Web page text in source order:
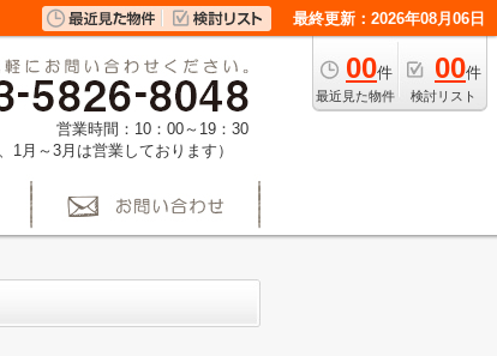
最終更新：2026年08月06日
00件
最近見た物件
00件
検討リスト
営業時間：10：00～19：30
1月～3月は営業しております）